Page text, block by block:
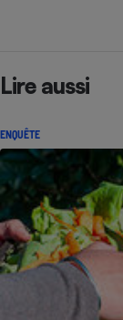
Lire aussi
ENQUÊTE